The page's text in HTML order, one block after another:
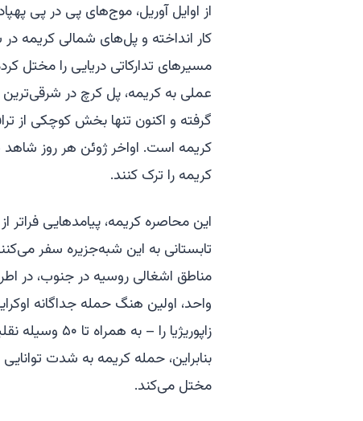
از اوایل آوریل، موج‌های پی در پی
کار انداخته و پل‌های شمالی کریمه در
مسیرهای تدارکاتی دریایی را مختل
عملی به کریمه، پل کرچ در
گرفته و اکنون تنها بخش کوچکی از
کریمه است. اواخر ژوئن هر روز
کریمه را ترک کنند.
این محاصره کریمه، پیامدهایی فراتر
تابستانی به این شبه‌جزیره سفر
واحد، اولین هنگ حمله جداگانه
زاپوریژیا
بنابراین، حمله کریمه به شدت
مختل می‌کند.